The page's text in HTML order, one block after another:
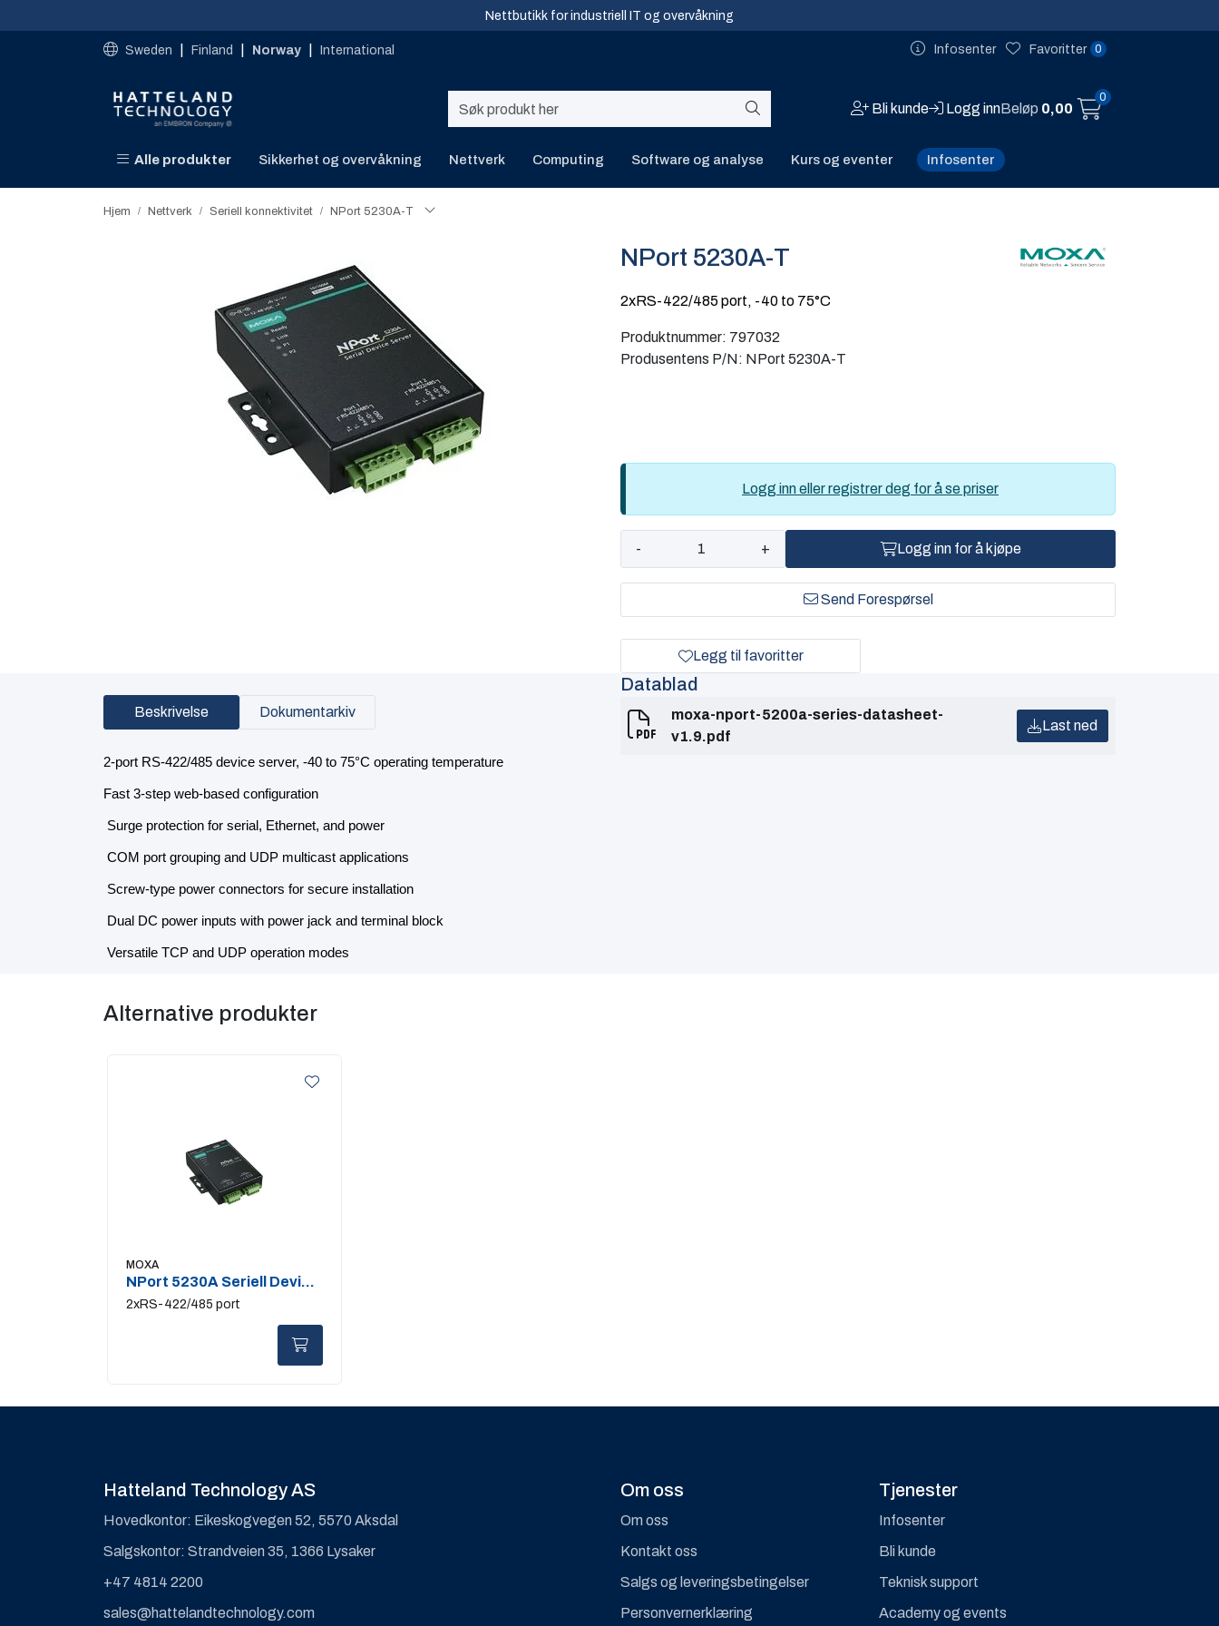
Nettbutikk for industriell IT og overvåkning
Sweden Finland Norway International Infosenter 0
Favoritter
Bli kunde Logg innBeløp 0,00
0
Alle produkter Sikkerhet og overvåkning Nettverk Computing Software og analyse Kurs og eventer Infosenter
Hjem Nettverk Seriell konnektivitet​ NPort 5230A-T
NPort 5230A-T
2xRS-422/485 port, -40 to 75°C
Produktnummer: 797032
Produsentens P/N: NPort 5230A-T
Logg inn eller registrer deg for å se priser
- + Logg inn for å kjøpe
Send Forespørsel
Legg til favoritter
Beskrivelse Dokumentarkiv
2-port RS-422/485 device server, -40 to 75°C operating temperature
Fast 3-step web-based configuration
Surge protection for serial, Ethernet, and power
COM port grouping and UDP multicast applications
Screw-type power connectors for secure installation
Dual DC power inputs with power jack and terminal block
Versatile TCP and UDP operation modes
Datablad
moxa-nport-5200a-series-datasheet-
v1.9.pdf
Last ned
Alternative produkter
MOXA
NPort 5230A Seriell Device
Server
2xRS-422/485 port
Hatteland Technology AS
Hovedkontor: Eikeskogvegen 52, 5570 Aksdal
Salgskontor: Strandveien 35, 1366 Lysaker
+47 4814 2200
sales@hattelandtechnology.com
Om oss
Om oss
Kontakt oss
Salgs og leveringsbetingelser
Personvernerklæring
Tjenester
Infosenter
Bli kunde
Teknisk support
Academy og events